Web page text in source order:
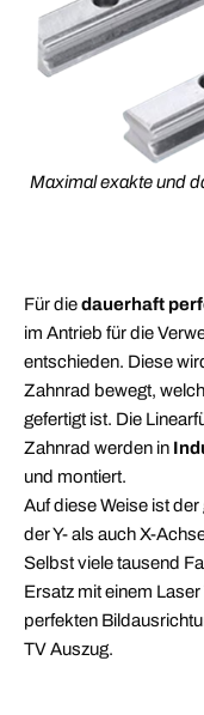
Maximal exakte und
Für diedauerhaft
im Antrieb für die
entschieden. Diese
Zahnrad bewegt,
gefertigt ist. Die
Zahnrad werden in
und montiert.
Auf diese Weise ist
der Y- als auch X-
Selbst viele tausend
Ersatz mit einem
perfekten
TV Auszug.